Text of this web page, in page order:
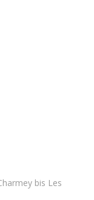
bis Les